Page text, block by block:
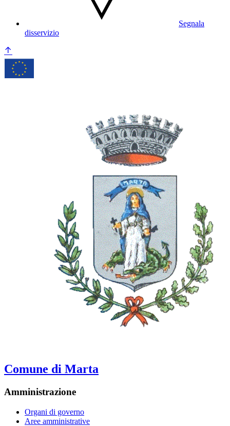
Segnala
disservizio
Comune di Marta
Amministrazione
Organi di governo
Aree amministrative